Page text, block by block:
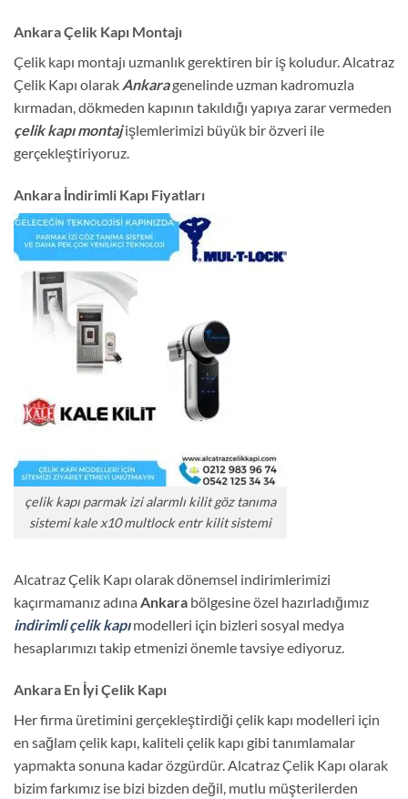
Ankara Çelik Kapı Montajı
Çelik kapı montajı uzmanlık gerektiren bir iş koludur. Alcatraz
Çelik Kapı olarak Ankaragenelinde uzman kadromuzla
kırmadan, dökmeden kapının takıldığı yapıya zarar vermeden
çelik kapı montajişlemlerimizi büyük bir özveri ile
gerçekleştiriyoruz.
Ankara İndirimli Kapı Fiyatları
çelik kapı parmak izi alarmlı kilit göz tanıma
sistemi kale x10 multlock entr kilit sistemi
Alcatraz Çelik Kapı olarak dönemsel indirimlerimizi
kaçırmamanız adına Ankara bölgesine özel hazırladığımız
indirimli çelik kapımodelleri için bizleri sosyal medya
hesaplarımızı takip etmenizi önemle tavsiye ediyoruz.
Ankara En İyi Çelik Kapı
Her firma üretimini gerçekleştirdiği çelik kapı modelleri için
en sağlam çelik kapı, kaliteli çelik kapı gibi tanımlamalar
yapmakta sonuna kadar özgürdür. Alcatraz Çelik Kapı olarak
bizim farkımız ise bizi bizden değil, mutlu müşterilerden